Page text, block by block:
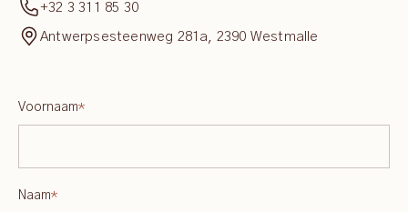
+32 3 311 85 30
Antwerpsesteenweg 281a, 2390 Westmalle
Voornaam*
Naam*